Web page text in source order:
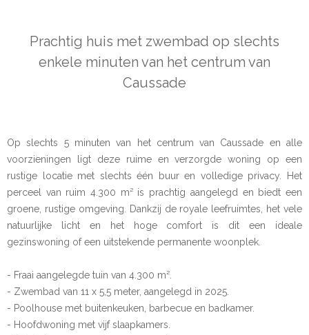
Prachtig huis met zwembad op slechts
enkele minuten van het centrum van
Caussade
Op slechts 5 minuten van het centrum van Caussade en alle
voorzieningen ligt deze ruime en verzorgde woning op een
rustige locatie met slechts één buur en volledige privacy. Het
perceel van ruim 4.300 m² is prachtig aangelegd en biedt een
groene, rustige omgeving. Dankzij de royale leefruimtes, het vele
natuurlijke licht en het hoge comfort is dit een ideale
gezinswoning of een uitstekende permanente woonplek.
- Fraai aangelegde tuin van 4.300 m².
- Zwembad van 11 x 5,5 meter, aangelegd in 2025.
- Poolhouse met buitenkeuken, barbecue en badkamer.
- Hoofdwoning met vijf slaapkamers.